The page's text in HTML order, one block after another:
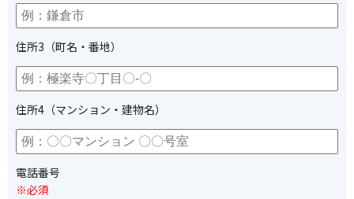
住所3（町名・番地）
住所4（マンション・建物名）
電話番号
※必須